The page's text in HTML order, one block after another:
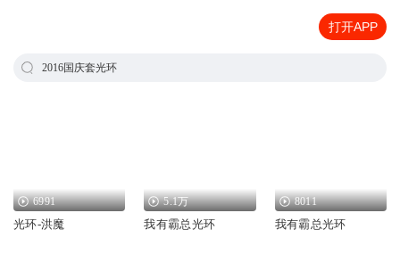
打开APP
2016国庆套光环
6991
光环-洪魔
5.1万
我有霸总光环
8011
我有霸总光环